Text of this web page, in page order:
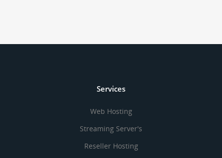
Services
Web Hosting
Streaming Server's
Reseller Hosting